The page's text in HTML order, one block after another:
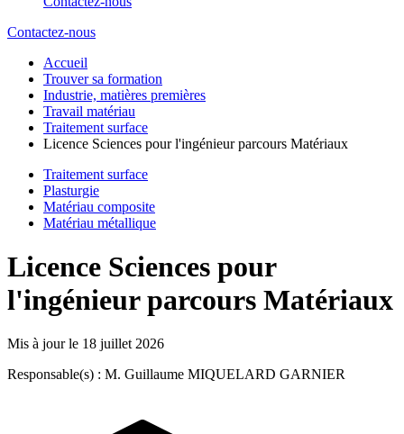
Contactez-nous
Accueil
Trouver sa formation
Industrie, matières premières
Travail matériau
Traitement surface
Licence Sciences pour l'ingénieur parcours Matériaux
Traitement surface
Plasturgie
Matériau composite
Matériau métallique
Licence Sciences pour
l'ingénieur parcours Matériaux
Mis à jour le 18 juillet 2026
Responsable(s) : M. Guillaume MIQUELARD GARNIER